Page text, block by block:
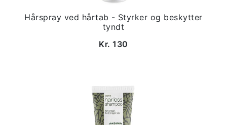
Hårspray ved hårtab - Styrker og beskytter
tyndt
Kr. 130